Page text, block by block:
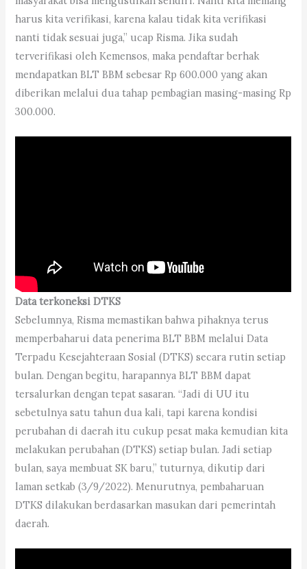
harus kita verifikasi, karena kalau tidak kita verifikasi
nanti tidak sesuai juga,” ucap Risma. Jika sudah
terverifikasi oleh Kemensos, maka pendaftar berhak
mendapatkan BLT BBM sebesar Rp 600.000 yang akan
diberikan melalui dua tahap pembagian masing-masing Rp
300.000.
Data terkoneksi DTKS
Sebelumnya, Risma memastikan bahwa pihaknya terus
memperbaharui data penerima BLT BBM melalui Data
Terpadu Kesejahteraan Sosial (DTKS) secara rutin setiap
bulan. Dengan begitu, harapannya BLT BBM dapat
tersalurkan dengan tepat sasaran. “Jadi di UU itu
sebetulnya satu tahun dua kali, tapi karena kondisi
perubahan di daerah itu cukup pesat maka kemudian kita
melakukan perubahan (DTKS) setiap bulan. Jadi setiap
bulan, saya membuat SK baru,” tuturnya, dikutip dari
laman setkab (3/9/2022). Menurutnya, pembaharuan
DTKS dilakukan berdasarkan masukan dari pemerintah
daerah.